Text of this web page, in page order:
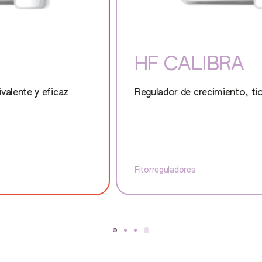
HF CALIBRA
Regulador de crecimiento, tioauxina activada